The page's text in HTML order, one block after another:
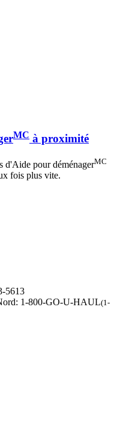
MC à proximité
d'Aide pour déménagerMC
fois plus vite.
5613
1-800-GO-U-HAUL(1-